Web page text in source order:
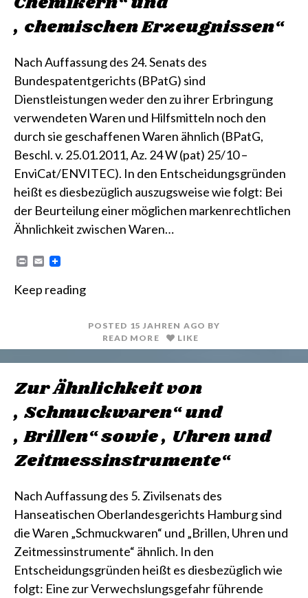
„chemischen Erzeugnissen“
Nach Auffassung des 24. Senats des
Bundespatentgerichts (BPatG) sind
Dienstleistungen weder den zu ihrer Erbringung
verwendeten Waren und Hilfsmitteln noch den
durch sie geschaffenen Waren ähnlich (BPatG,
Beschl. v. 25.01.2011, Az. 24 W (pat) 25/10 –
EnviCat/ENVITEC). In den Entscheidungsgründen
heißt es diesbezüglich auszugsweise wie folgt: Bei
der Beurteilung einer möglichen markenrechtlichen
Ähnlichkeit zwischen Waren…
P
n
E
i
Keep reading
POSTED 15 JAHREN AGO BY
READ MORE
LIKE
Zur Ähnlichkeit von
„Schmuckwaren“ und
„Brillen“ sowie „Uhren und
Zeitmessinstrumente“
Nach Auffassung des 5. Zivilsenats des
Hanseatischen Oberlandesgerichts Hamburg sind
die Waren „Schmuckwaren“ und „Brillen, Uhren und
Zeitmessinstrumente“ ähnlich. In den
Entscheidungsgründen heißt es diesbezüglich wie
folgt: Eine zur Verwechslungsgefahr führende